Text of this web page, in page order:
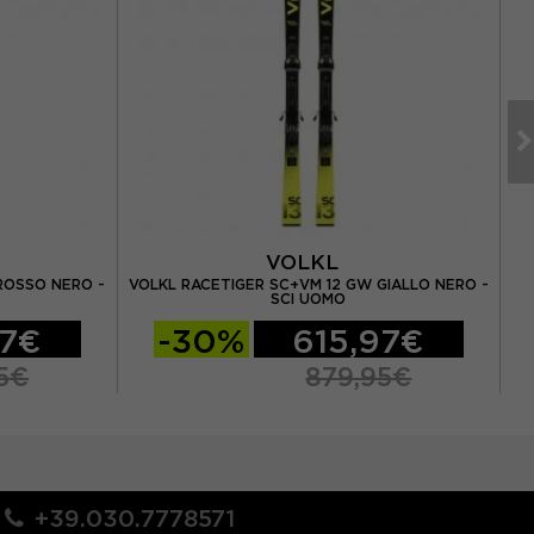
NERO -
VOLKL
VOLKL RACETIGER SC+VM 12 GW GIALLO NERO -
SCI UOMO
-30% 615,97€
879,95€
+39.030.7778571